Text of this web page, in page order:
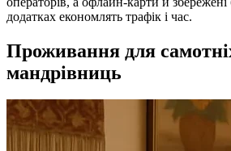
додатках економлять трафік і час.
Проживання для
мандрівниць